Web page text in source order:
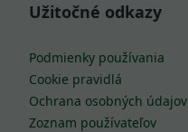
Užitočné odkazy
Podmienky používania
Cookie pravidlá
Ochrana osobných údajov
Zoznam používateľov